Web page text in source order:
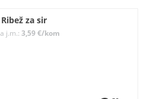
za sir
j.m.: 3,59 €/kom